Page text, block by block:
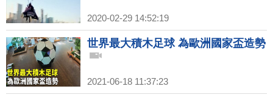
2020-02-29 14:52:19
世界最大積木足球 為歐洲國家盃造勢
2021-06-18 11:37:23